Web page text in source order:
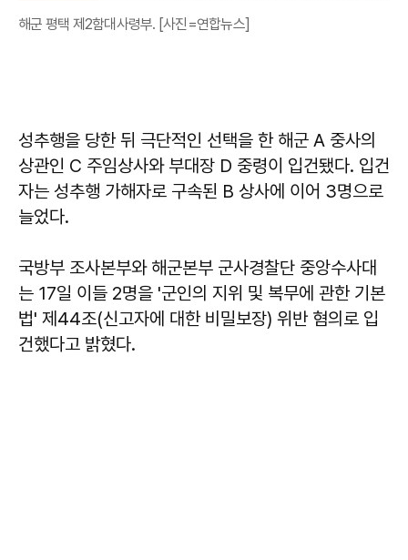
해군 평택 제2함대사령부. [사진=연합뉴스]
성추행을 당한 뒤 극단적인 선택을 한 해군 A 중사의
상관인 C 주임상사와 부대장 D 중령이 입건됐다. 입건
자는 성추행 가해자로 구속된 B 상사에 이어 3명으로
늘었다.
국방부 조사본부와 해군본부 군사경찰단 중앙수사대
는 17일 이들 2명을 '군인의 지위 및 복무에 관한 기본
법' 제44조(신고자에 대한 비밀보장) 위반 혐의로 입
건했다고 밝혔다.